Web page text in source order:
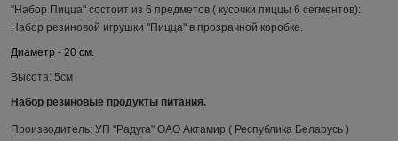
"Набор Пицца" состоит из 6 предметов ( кусочки пиццы 6 сегментов):
Набор резиновой игрушки "Пицца" в прозрачной коробке.
Диаметр - 20 см.
Высота: 5см
Набор резиновые продукты питания.
Производитель: УП "Радуга" ОАО Актамир ( Республика Беларусь )